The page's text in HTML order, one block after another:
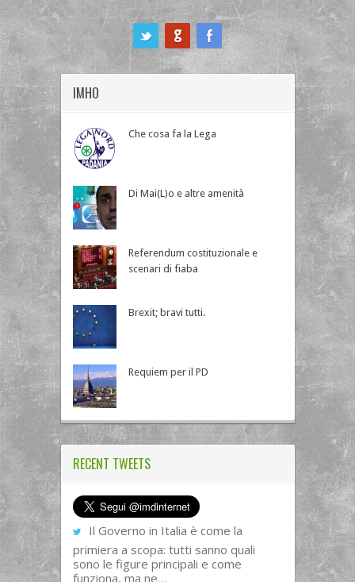
IMHO
Che cosa fa la Lega
Di Mai(L)o e altre amenità
Referendum costituzionale e
scenari di fiaba
Brexit; bravi tutti.
Requiem per il PD
RECENT TWEETS
Il Governo in Italia è come la
primiera a scopa: tutti sanno quali
sono le figure principali e come
funziona, ma ne…